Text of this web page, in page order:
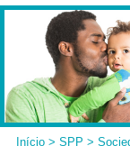
Início >SPP >